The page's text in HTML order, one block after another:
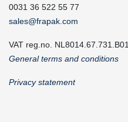
0031 36 522 55 77
sales@frapak.com
VAT reg.no. NL8014.67.731.B01
General terms and conditions
Privacy statement